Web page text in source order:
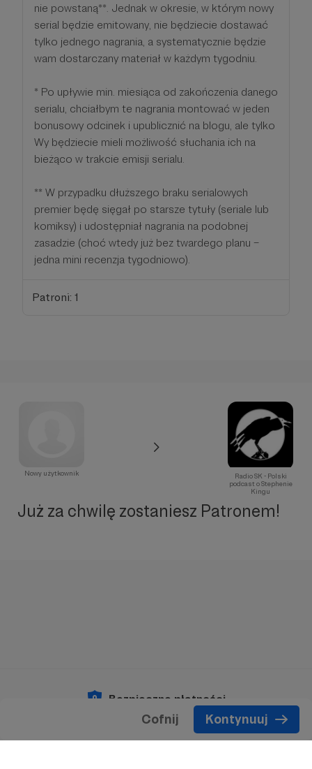
nie powstaną**. Jednak w okresie, w którym nowy
serial będzie emitowany, nie będziecie dostawać
tylko jednego nagrania, a systematycznie będzie
wam dostarczany materiał w każdym tygodniu.
* Po upływie min. miesiąca od zakończenia danego
serialu, chciałbym te nagrania montować w jeden
bonusowy odcinek i upublicznić na blogu, ale tylko
Wy będziecie mieli możliwość słuchania ich na
bieżąco w trakcie emisji serialu.
** W przypadku dłuższego braku serialowych
premier będę sięgał po starsze tytuły (seriale lub
komiksy) i udostępniał nagrania na podobnej
zasadzie (choć wtedy już bez twardego planu –
jedna mini recenzja tygodniowo).
Patroni: 1
Cofnij Kontynuuj
Nowy użytkownik
Radio SK - Polski
podcast o Stephenie
Kingu
Już za chwilę zostaniesz Patronem!
Bezpieczne płatności